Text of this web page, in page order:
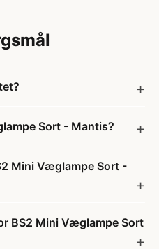
Sort - Mantis?
Mini Væglampe Sort -
BS2 Mini Væglampe Sort